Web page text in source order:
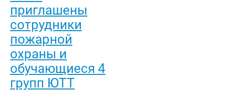
приглашены
сотрудники
пожарной
охраны и
обучающиеся 4
групп ЮТТ